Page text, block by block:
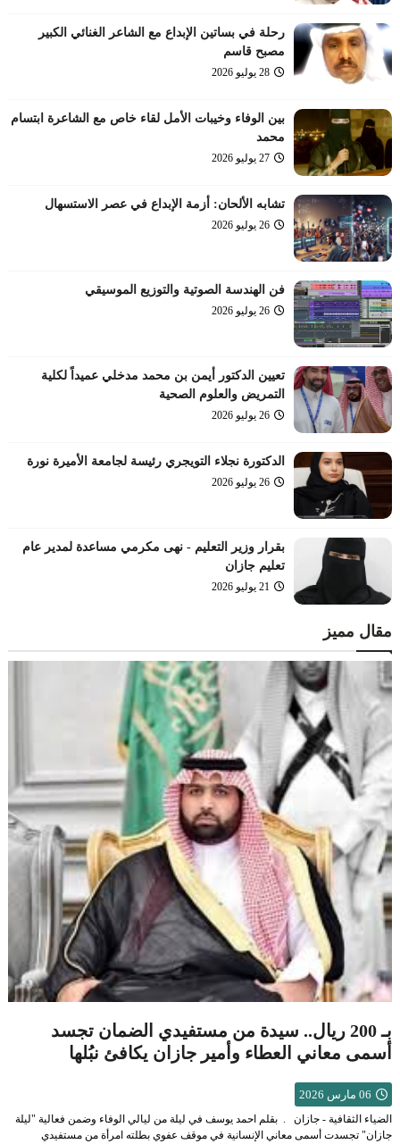
رحلة في بساتين الإبداع مع الشاعر الغنائي الكبير
مصبح قاسم
28 يوليو 2026
بين الوفاء وخيبات الأمل لقاء خاص مع الشاعرة ابتسام
محمد
27 يوليو 2026
تشابه الألحان: أزمة الإبداع في عصر الاستسهال
26 يوليو 2026
فن الهندسة الصوتية والتوزيع الموسيقي
26 يوليو 2026
تعيين الدكتور أيمن بن محمد مدخلي عميداً لكلية
التمريض والعلوم الصحية
26 يوليو 2026
الدكتورة نجلاء التويجري رئيسة لجامعة الأميرة نورة
26 يوليو 2026
بقرار وزير التعليم - نهى مكرمي مساعدة لمدير عام
تعليم جازان
21 يوليو 2026
مقال مميز
بـ 200 ريال.. سيدة من مستفيدي الضمان تجسد
أسمى معاني العطاء وأمير جازان يكافئ نبُلها
06 مارس 2026
الضياء الثقافية - جازان . بقلم احمد يوسف في ليلة من ليالي الوفاء وضمن فعالية "ليلة
جازان" تجسدت أسمى معاني الإنسانية في موقف عفوي بطلته امرأة من مستفيدي